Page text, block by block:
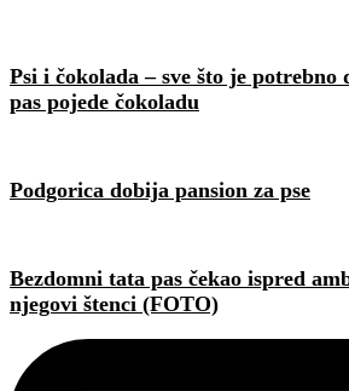
Psi i čokolada – sve što je potrebno
pas pojede čokoladu
Podgorica dobija pansion za pse
Bezdomni tata pas čekao ispred
njegovi štenci (FOTO)